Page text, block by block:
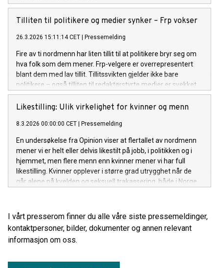
Tilliten til politikere og medier synker – Frp vokser
26.3.2026 15:11:14 CET Pressemelding
Fire av ti nordmenn har liten tillit til at politikere bryr seg om
hva folk som dem mener. Frp-velgere er overrepresentert
blant dem med lav tillit. Tillitssvikten gjelder ikke bare
politikere – også tilliten til redaktørstyrte medier er svekket.
Likestilling: Ulik virkelighet for kvinner og menn
8.3.2026 00:00:00 CET Pressemelding
En undersøkelse fra Opinion viser at flertallet av nordmenn
mener vi er helt eller delvis likestilt på jobb, i politikken og i
hjemmet, men flere menn enn kvinner mener vi har full
likestilling. Kvinner opplever i større grad utrygghet når de
går alene på kvelden og seksuell trakassering, både i Norge
I vårt presserom finner du alle våre siste pressemeldinger,
kontaktpersoner, bilder, dokumenter og annen relevant
informasjon om oss.